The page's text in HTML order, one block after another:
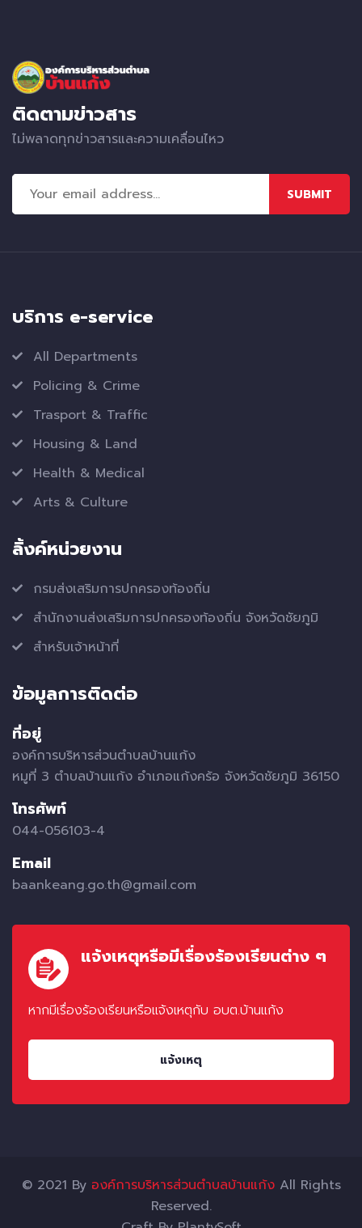
ติดตามข่าวสาร
ไม่พลาดทุกข่าวสารและความเคลื่อนไหว
SUBMIT
บริการ e-service
All Departments
Policing & Crime
Trasport & Traffic
Housing & Land
Health & Medical
Arts & Culture
ลิ้งค์หน่วยงาน
กรมส่งเสริมการปกครองท้องถิ่น
สำนักงานส่งเสริมการปกครองท้องถิ่น จังหวัดชัยภูมิ
สำหรับเจ้าหน้าที่
ข้อมูลการติดต่อ
ที่อยู่
องค์การบริหารส่วนตำบลบ้านแก้ง
หมูที่ 3 ตำบลบ้านแก้ง อำเภอแก้งคร้อ จังหวัดชัยภูมิ 36150
โทรศัพท์
044-056103-4
Email
baankeang.go.th@gmail.com
แจ้งเหตุหรือมีเรื่องร้องเรียนต่าง ๆ
หากมีเรื่องร้องเรียนหรือแจ้งเหตุกับ อบต.บ้านแก้ง
แจ้งเหตุ
© 2021 By องค์การบริหารส่วนตำบลบ้านแก้งAll Rights
Reserved.